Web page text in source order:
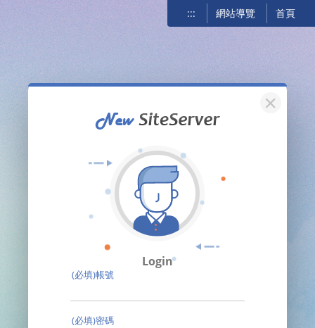
::: 網站導覽 首頁
關閉
Login
(必填)帳號
(必填)密碼